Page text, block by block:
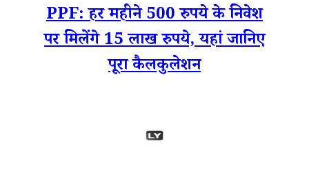
PPF: हर महीने 500 रुपये के निवेश
पर मिलेंगे 15 लाख रुपये, यहां जानिए
पूरा कैलकुलेशन